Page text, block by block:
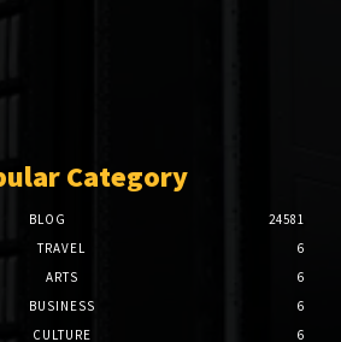
Category
BLOG
24581
TRAVEL
6
ARTS
6
BUSINESS
6
CULTURE
6